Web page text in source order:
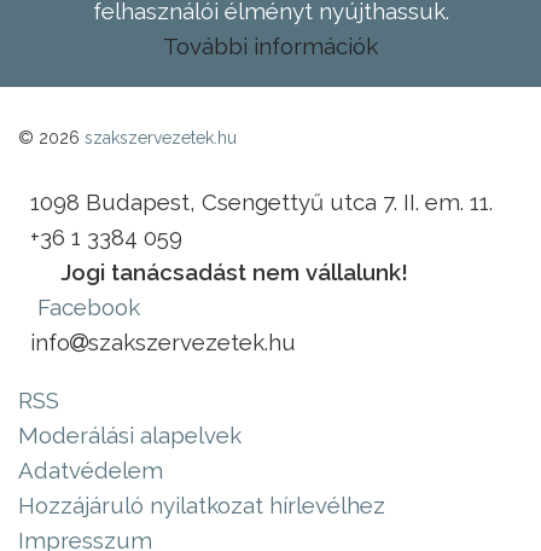
felhasználói élményt nyújthassuk.
További információk
© 2026 szakszervezetek.hu
1098 Budapest, Csengettyű utca 7. II. em. 11.
+36 1 3384 059
Jogi tanácsadást nem vállalunk!
Facebook
info
szakszervezetek.hu
RSS
Moderálási alapelvek
Adatvédelem
Hozzájáruló nyilatkozat hírlevélhez
Impresszum